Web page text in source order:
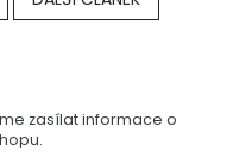
zasílat informace o